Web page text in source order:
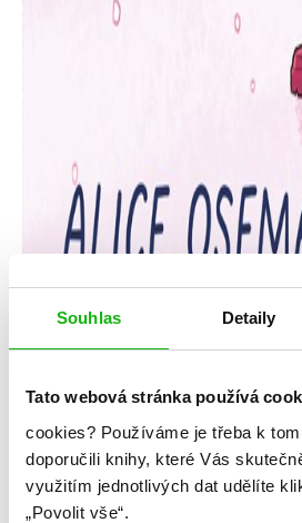
Souhlas Detaily
Tato webová stránka používá
cookies? Používáme je třeba k
doporučili knihy, které Vás
využitím jednotlivých dat udělíte
„Povolit vše“.
Solitaire
Alice Osemanová